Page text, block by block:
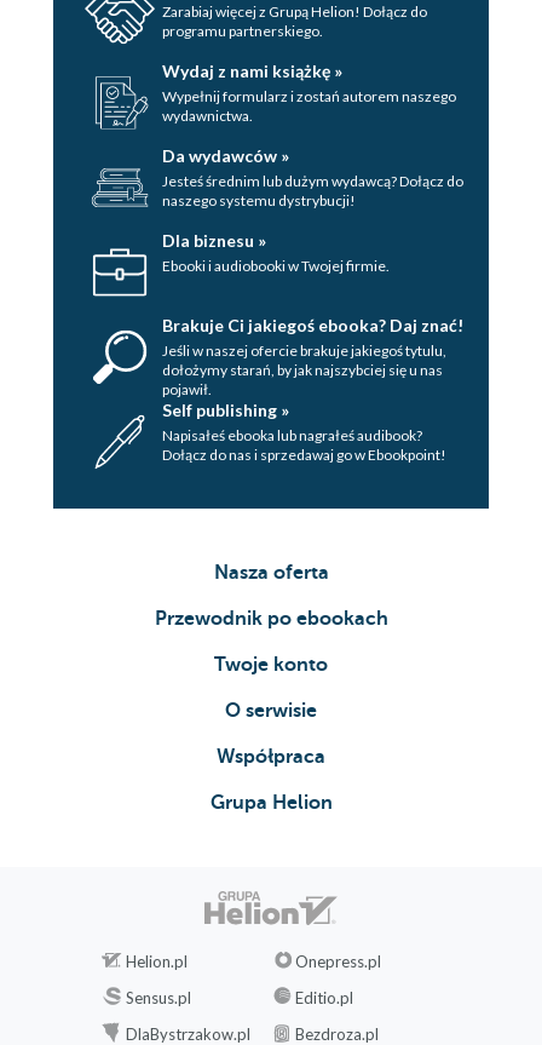
Zarabiaj więcej z Grupą Helion! Dołącz do
programu partnerskiego.
Wydaj z nami książkę »
Wypełnij formularz i zostań autorem naszego
wydawnictwa.
Da wydawców »
Jesteś średnim lub dużym wydawcą? Dołącz do
naszego systemu dystrybucji!
Dla biznesu »
Ebooki i audiobooki w Twojej firmie.
Brakuje Ci jakiegoś ebooka? Daj znać!
Jeśli w naszej ofercie brakuje jakiegoś tytulu,
dołożymy starań, by jak najszybciej się u nas
pojawił.
Self publishing »
Napisałeś ebooka lub nagrałeś audibook?
Dołącz do nas i sprzedawaj go w Ebookpoint!
Nasza oferta
Przewodnik po ebookach
Twoje konto
O serwisie
Współpraca
Grupa Helion
Helion.pl
Onepress.pl
Sensus.pl
Editio.pl
DlaBystrzakow.pl
Bezdroza.pl